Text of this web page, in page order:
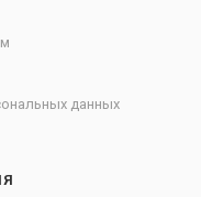
данных